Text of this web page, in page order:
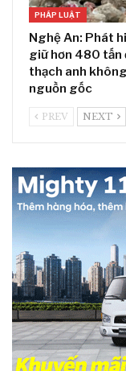
PHÁP LUẬT
Nghệ An: Phát
giữ hơn 480 tấn
thạch anh
nguồn gốc
PREV NEXT